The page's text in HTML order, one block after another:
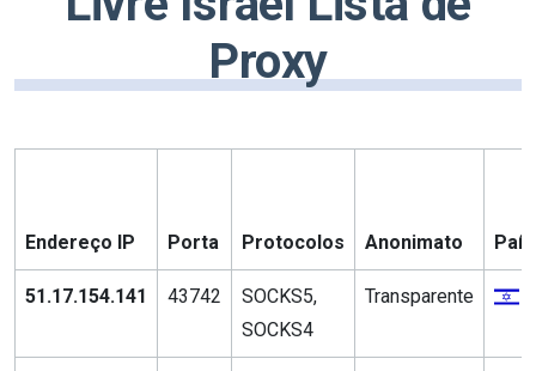
Proxy
Endereço IP Porta Protocolos Anonimato
51.17.154.141 43742
SOCKS5,
SOCKS4
Transparente